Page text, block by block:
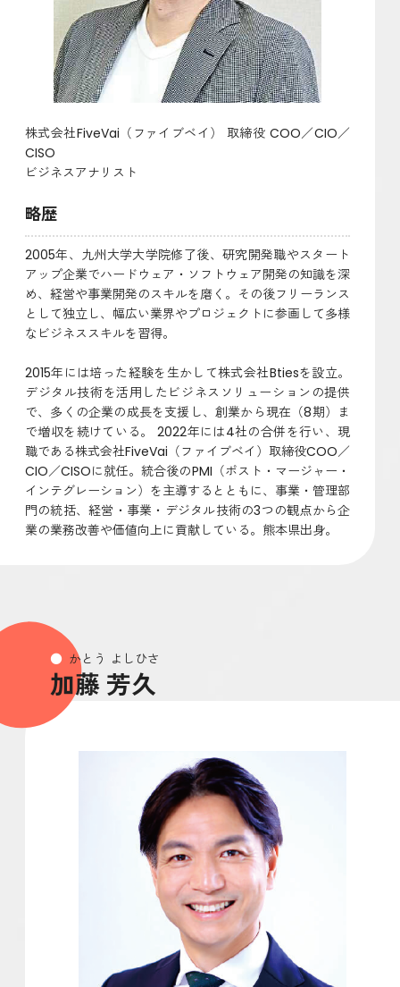
株式会社FiveVai（ファイブベイ） 取締役 COO／CIO／
CISO
ビジネスアナリスト
略歴
2005年、九州大学大学院修了後、研究開発職やスタート
アップ企業でハードウェア・ソフトウェア開発の知識を深
め、経営や事業開発のスキルを磨く。その後フリーランス
として独立し、幅広い業界やプロジェクトに参画して多様
なビジネススキルを習得。
2015年には培った経験を生かして株式会社Btiesを設立。
デジタル技術を活用したビジネスソリューションの提供
で、多くの企業の成長を支援し、創業から現在（8期）ま
で増収を続けている。 2022年には4社の合併を行い、現
職である株式会社FiveVai（ファイブベイ）取締役COO／
CIO／CISOに就任。統合後のPMI（ポスト・マージャー・
インテグレーション）を主導するとともに、事業・管理部
門の統括、経営・事業・デジタル技術の3つの観点から企
業の業務改善や価値向上に貢献している。熊本県出身。
かとう よしひさ
加藤 芳久